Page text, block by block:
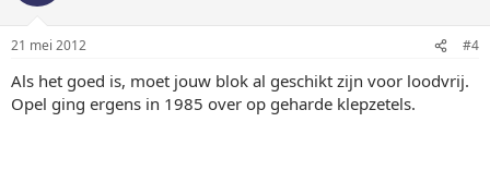
21 mei 2012 #4
Als het goed is, moet jouw blok al geschikt zijn voor loodvrij.
Opel ging ergens in 1985 over op geharde klepzetels.